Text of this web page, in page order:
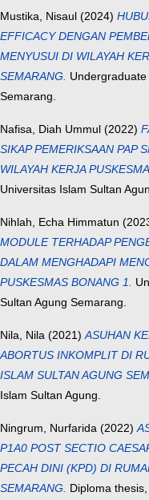
Mustika, Nisaul (2024)
EFFICACY DENGAN
MENYUSUI DI WILAYAH
SEMARANG.
Semarang.
Nafisa, Diah Ummul (2022)
SIKAP PEMERIKSAAN PAP
WILAYAH KERJA
Universitas Islam Sultan
Nihlah, Echa Himmatun
MODULE TERHADAP
DALAM MENGHADAPI
PUSKESMAS BONANG 1.
Sultan Agung Semarang.
Nila, Nila (2021)ASUHAN
ABORTUS INKOMPLIT DI
ISLAM SULTAN AGUNG
Islam Sultan Agung.
Ningrum, Nurfarida (2022)
P1A0 POST SECTIO
PECAH DINI (KPD) DI
SEMARANG. Diploma